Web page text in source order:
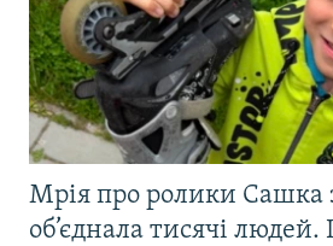
Мрія про ролики Сашка
об’єднала тисячі людей.